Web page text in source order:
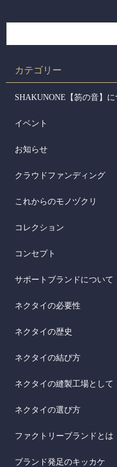
カテゴリー
SHAKUNONE【笏の音】に
イベント
お知らせ
クラウドファンディング
これからのモノヅクリ
コレクション
コンセプト
サポートブランドについて
ネクタイの必要性
ネクタイの歴史
ネクタイの結び方
ネクタイの縫製工場として
ネクタイの選び方
ファクトリーブランドとは
ブランド発足のキッカケ